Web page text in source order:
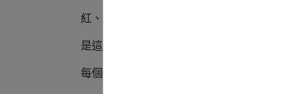
紅、藍、綠的經典配色
是這座島上的符號性顏色
每個米款的標示，如同紅酒、威士忌般